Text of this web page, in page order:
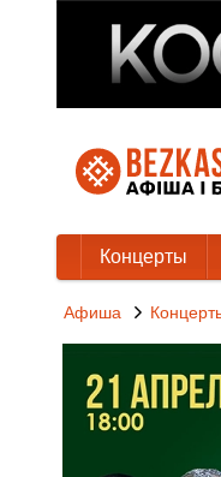
Концерты
Афиша